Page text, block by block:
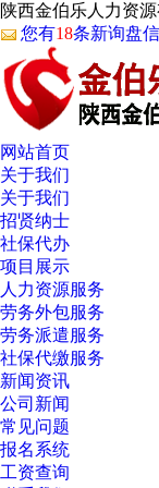
陕西金伯乐人力资
您有18条新询盘信
网站首页
关于我们
关于我们
招贤纳士
社保代办
项目展示
人力资源服务
劳务外包服务
劳务派遣服务
社保代缴服务
新闻资讯
公司新闻
常见问题
报名系统
工资查询